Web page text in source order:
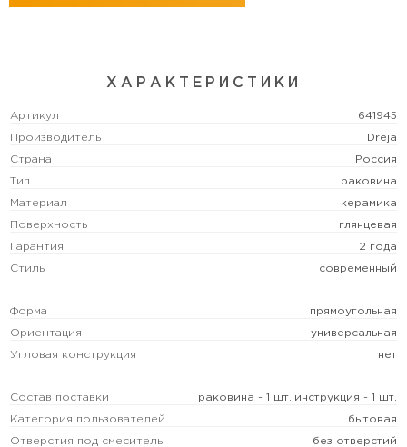
ХАРАКТЕРИСТИКИ
Артикул 641945
Производитель Dreja
Страна Россия
Тип раковина
Материал керамика
Поверхность глянцевая
Гарантия 2 года
Стиль современный
Форма прямоугольная
Ориентация универсальная
Угловая конструкция нет
Состав поставки раковина - 1 шт.,инструкция - 1 шт.
Категория пользователей бытовая
Отверстия под смеситель без отверстий